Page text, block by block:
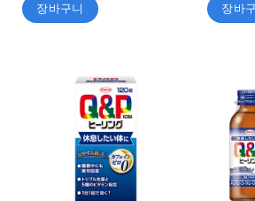
장바구니 장바